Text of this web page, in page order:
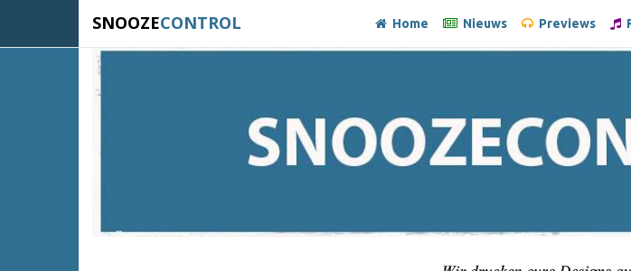
SNOOZECONTROL Home Nieuws Previews